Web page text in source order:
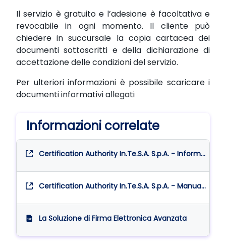
Il servizio è gratuito e l’adesione è facoltativa e
revocabile in ogni momento. Il cliente può
chiedere in succursale la copia cartacea dei
documenti sottoscritti e della dichiarazione di
accettazione delle condizioni del servizio.
Per ulteriori informazioni è possibile scaricare i
documenti informativi allegati
Informazioni correlate
Certification Authority In.Te.S.A. S.p.A. - Informativa
Certification Authority In.Te.S.A. S.p.A. - Manuale Operativo
La Soluzione di Firma Elettronica Avanzata